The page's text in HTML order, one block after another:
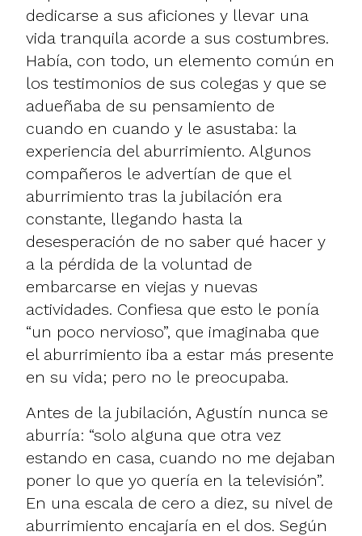
dedicarse a sus aficiones y llevar una
vida tranquila acorde a sus costumbres.
Había, con todo, un elemento común en
los testimonios de sus colegas y que se
adueñaba de su pensamiento de
cuando en cuando y le asustaba: la
experiencia del aburrimiento. Algunos
compañeros le advertían de que el
aburrimiento tras la jubilación era
constante, llegando hasta la
desesperación de no saber qué hacer y
a la pérdida de la voluntad de
embarcarse en viejas y nuevas
actividades. Confiesa que esto le ponía
“un poco nervioso”, que imaginaba que
el aburrimiento iba a estar más presente
en su vida; pero no le preocupaba.
Antes de la jubilación, Agustín nunca se
aburría: “solo alguna que otra vez
estando en casa, cuando no me dejaban
poner lo que yo quería en la televisión”.
En una escala de cero a diez, su nivel de
aburrimiento encajaría en el dos. Según